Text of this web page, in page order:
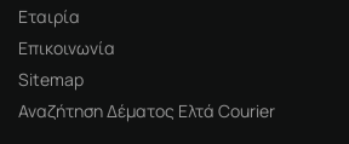
Εταιρία
Επικοινωνία
Sitemap
Αναζήτηση Δέματος Ελτά Courier